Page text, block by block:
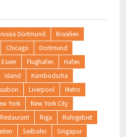
Dortmund
Brasilien
Chicago
Dortmund
Essen Flughafen
Hafen
Island
Kambodscha
Liverpool
Metro
York
New York City
Restaurant Riga
Ruhrgebiet
Seilbahn Singapur